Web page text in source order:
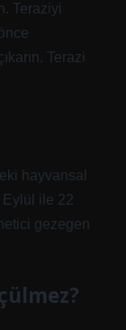
Teraziyi
Terazi
hayvansal
ile 22
gezegen